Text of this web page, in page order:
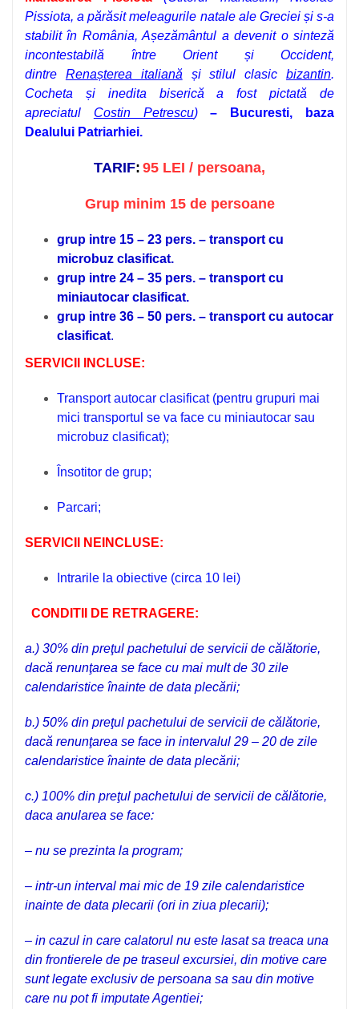
Pissiota, a părăsit meleagurile natale ale Greciei și s-a
stabilit în România, Așezământul a devenit o sinteză
incontestabilă între Orient și Occident,
dintre Renașterea italiană și stilul clasicbizantin.
Cocheta și inedita biserică a fost pictată de
apreciatul Costin Petrescu)–
Bucuresti, baza
Dealului Patriarhiei.
TARIF: 95 LEI / persoana,
Grup minim 15 de persoane
grup intre 15 – 23 pers. – transport cu
microbuz clasificat.
grup intre 24 – 35 pers. – transport cu
miniautocar clasificat.
grup intre 36 – 50 pers. – transport cu autocar
clasificat.
SERVICII INCLUSE:
Transport autocar clasificat (pentru grupuri mai
mici transportul se va face cu miniautocar sau
microbuz clasificat);
Însotitor de grup;
Parcari;
SERVICII NEINCLUSE:
Intrarile la obiective (circa 10 lei)
CONDITII DE RETRAGERE:
a.) 30% din preţul pachetului de servicii de călătorie,
dacă renunţarea se face cu mai mult de 30 zile
calendaristice înainte de data plecării;
b.) 50% din preţul pachetului de servicii de călătorie,
dacă renunţarea se face in intervalul 29 – 20 de zile
calendaristice înainte de data plecării;
c.) 100% din preţul pachetului de servicii de călătorie,
daca anularea se face:
– nu se prezinta la program;
– intr-un interval mai mic de 19 zile calendaristice
inainte de data plecarii (ori in ziua plecarii);
– in cazul in care calatorul nu este lasat sa treaca una
din frontierele de pe traseul excursiei, din motive care
sunt legate exclusiv de persoana sa sau din motive
care nu pot fi imputate Agentiei;